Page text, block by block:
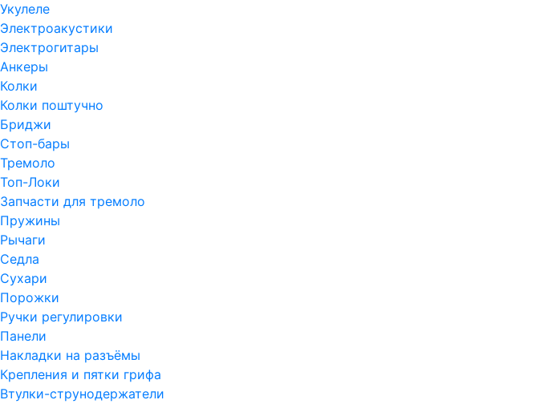
Укулеле
Электроакустики
Электрогитары
Анкеры
Колки
Колки поштучно
Бриджи
Стоп-бары
Тремоло
Топ-Локи
Запчасти для тремоло
Пружины
Рычаги
Седла
Сухари
Порожки
Ручки регулировки
Панели
Накладки на разъёмы
Крепления и пятки грифа
Втулки-струнодержатели